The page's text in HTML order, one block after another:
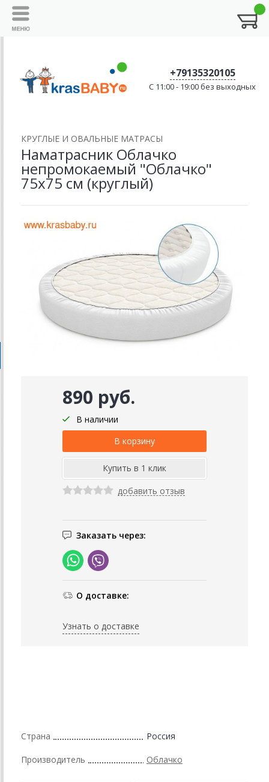
+79135320105
C 11:00 - 19:00 без выходных
КРУГЛЫЕ И ОВАЛЬНЫЕ МАТРАСЫ
Наматрасник Облачко
непромокаемый "Облачко"
75x75 см (круглый)
890 руб.
В наличии
добавить отзыв
Заказать через:
О доставке:
Узнать о доставке
Страна Россия
Производитель Облачко